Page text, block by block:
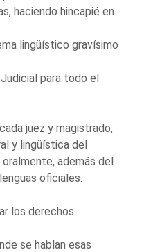
haciendo hincapié en
lingüístico gravísimo
para todo el
juez y magistrado,
y lingüística del
además del
oficiales.
los derechos
se hablan esas